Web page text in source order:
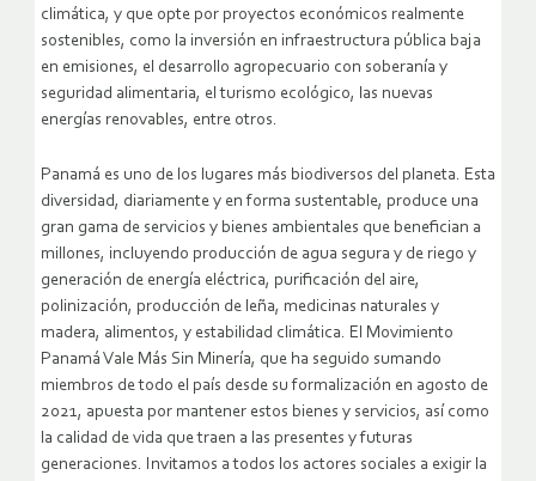
climática, y que opte por proyectos económicos realmente
sostenibles, como la inversión en infraestructura pública baja
en emisiones, el desarrollo agropecuario con soberanía y
seguridad alimentaria, el turismo ecológico, las nuevas
energías renovables, entre otros.
Panamá es uno de los lugares más biodiversos del planeta. Esta
diversidad, diariamente y en forma sustentable, produce una
gran gama de servicios y bienes ambientales que benefician a
millones, incluyendo producción de agua segura y de riego y
generación de energía eléctrica, purificación del aire,
polinización, producción de leña, medicinas naturales y
madera, alimentos, y estabilidad climática. El Movimiento
Panamá Vale Más Sin Minería, que ha seguido sumando
miembros de todo el país desde su formalización en agosto de
2021, apuesta por mantener estos bienes y servicios, así como
la calidad de vida que traen a las presentes y futuras
generaciones. Invitamos a todos los actores sociales a exigir la